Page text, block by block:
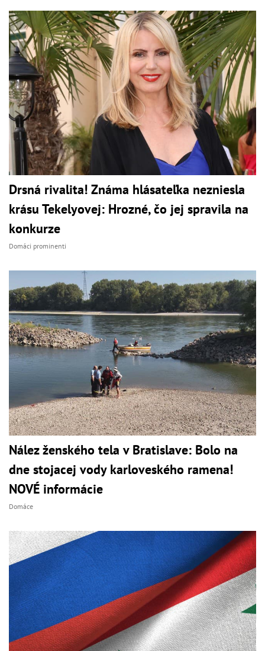
Drsná rivalita! Známa hlásateľka nezniesla
krásu Tekelyovej: Hrozné, čo jej spravila na
konkurze
Domáci prominenti
Nález ženského tela v Bratislave: Bolo na
dne stojacej vody karloveského ramena!
NOVÉ informácie
Domáce